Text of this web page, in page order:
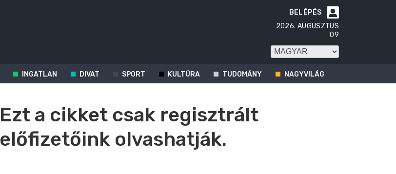

BELÉPÉS
2026. AUGUSZTUS
09
INGATLAN DIVAT SPORT KULTÚRA TUDOMÁNY NAGYVILÁG
Ezt a cikket csak regisztrált
előfizetőink olvashatják.